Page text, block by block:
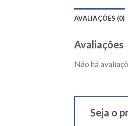
AVALIAÇÕES (0)
Avaliações
Não há
Seja o